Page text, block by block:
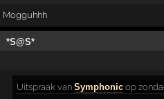
Mogguhhh
*S@S*
Uitspraak vanSymphonic op